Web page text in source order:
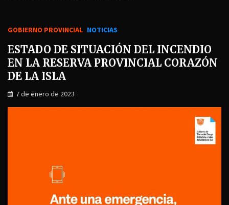
GOBIERNO PROVINCIAL NOTICIAS
ESTADO DE SITUACIÓN DEL INCENDIO
EN LA RESERVA PROVINCIAL CORAZÓN
DE LA ISLA
7 de enero de 2023